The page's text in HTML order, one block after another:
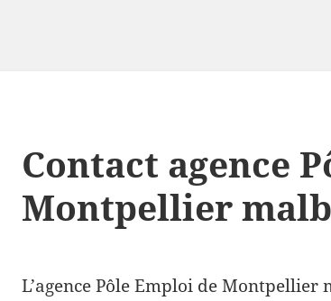
Contact agence
Montpellier
L’agence Pôle Emploi de